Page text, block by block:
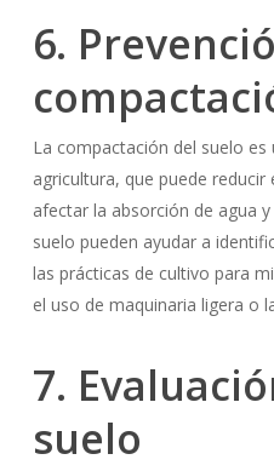
6.
La compactación del suelo
agricultura, que puede
afectar la absorción de agua
suelo pueden ayudar a
las prácticas de cultivo para
el uso de maquinaria ligera o
7.
suelo